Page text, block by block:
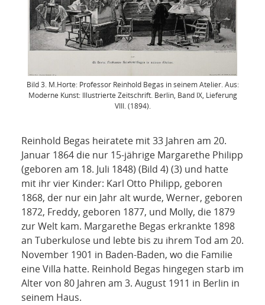
Bild 3. M.Horte: Professor Reinhold Begas in seinem Atelier. Aus:
Moderne Kunst: Illustrierte Zeitschrift. Berlin, Band IX, Lieferung
VIII. (1894).
Reinhold Begas heiratete mit 33 Jahren am 20.
Januar 1864 die nur 15-jährige Margarethe Philipp
(geboren am 18. Juli 1848) (Bild 4) (3) und hatte
mit ihr vier Kinder: Karl Otto Philipp, geboren
1868, der nur ein Jahr alt wurde, Werner, geboren
1872, Freddy, geboren 1877, und Molly, die 1879
zur Welt kam. Margarethe Begas erkrankte 1898
an Tuberkulose und lebte bis zu ihrem Tod am 20.
November 1901 in Baden-Baden, wo die Familie
eine Villa hatte. Reinhold Begas hingegen starb im
Alter von 80 Jahren am 3. August 1911 in Berlin in
seinem Haus.